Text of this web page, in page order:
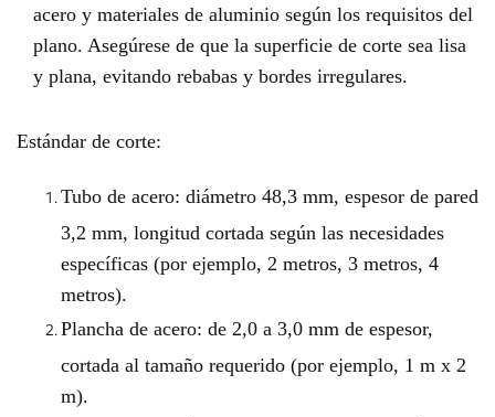
acero y materiales de aluminio según los requisitos del
plano. Asegúrese de que la superficie de corte sea lisa
y plana, evitando rebabas y bordes irregulares.
Estándar de corte:
Tubo de acero: diámetro 48,3 mm, espesor de pared
3,2 mm, longitud cortada según las necesidades
específicas (por ejemplo, 2 metros, 3 metros, 4
metros).
Plancha de acero: de 2,0 a 3,0 mm de espesor,
cortada al tamaño requerido (por ejemplo, 1 m x 2
m).